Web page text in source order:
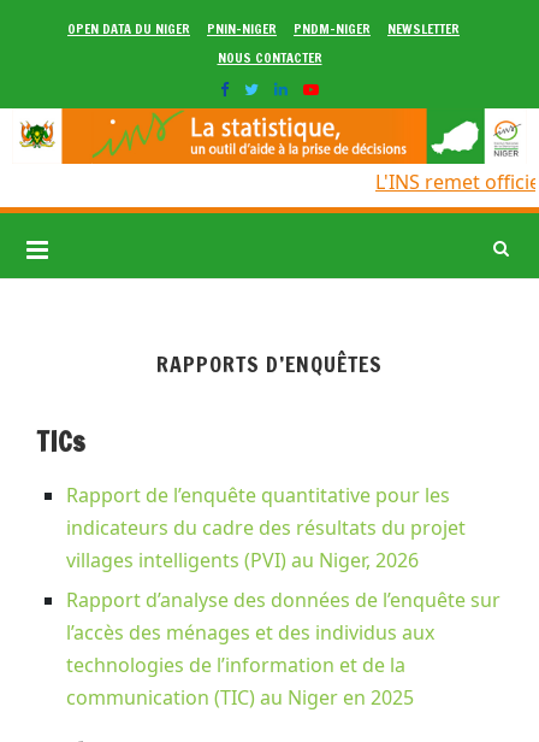
OPEN DATA DU NIGER PNIN-NIGER PNDM-NIGER
NEWSLETTER
NOUS CONTACTER
L'INS remet
RAPPORTS D’ENQUÊTES
TICs
Rapport de l’enquête quantitative pour les
indicateurs du cadre des résultats du projet
villages intelligents (PVI) au Niger, 2026
Rapport d’analyse des données de l’enquête sur
l’accès des ménages et des individus aux
technologies de l’information et de la
communication (TIC) au Niger en 2025